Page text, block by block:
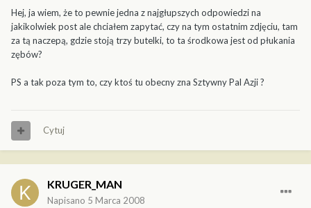
Hej, ja wiem, że to pewnie jedna z najgłupszych odpowiedzi na
jakikolwiek post ale chciałem zapytać, czy na tym ostatnim zdjęciu, tam
za tą naczepą, gdzie stoją trzy butelki, to ta środkowa jest od płukania
zębów?
PS a tak poza tym to, czy ktoś tu obecny zna Sztywny Pal Azji ?
Cytuj
KRUGER_MAN
Napisano 5 Marca 2008